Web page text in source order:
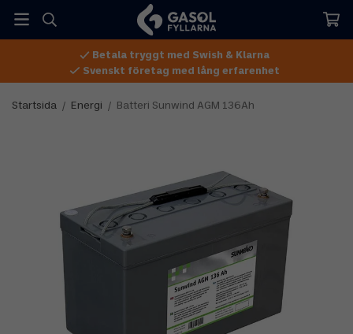
Betala tryggt med Swish & Klarna
Svenskt företag med lång erfarenhet
Startsida / Energi / Batteri Sunwind AGM 136Ah